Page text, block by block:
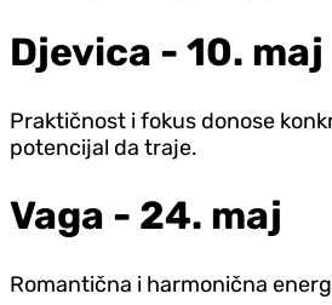
Djevica - 10. maj
Praktičnost i fokus donose
potencijal da traje.
Vaga - 24. maj
Romantična i harmonična